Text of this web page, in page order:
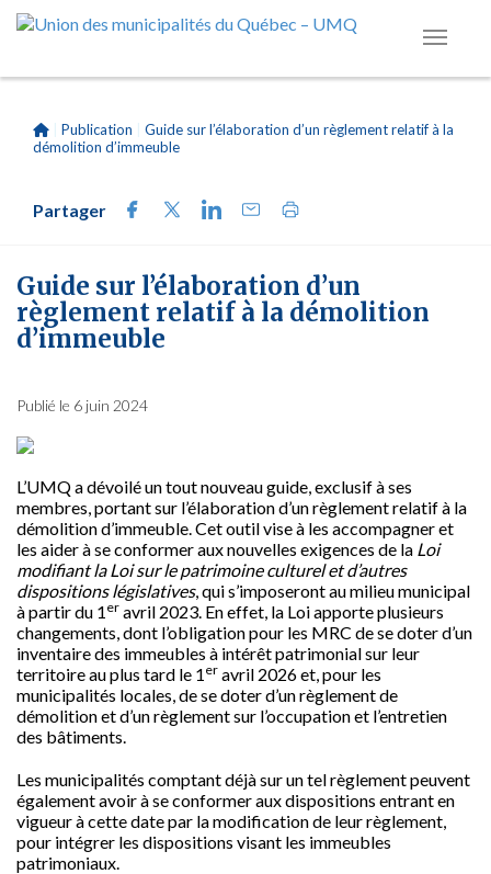
Publication
Guide sur l’élaboration d’un règlement relatif à la
démolition d’immeuble
Partager
Guide sur l’élaboration d’un
règlement relatif à la démolition
d’immeuble
Publié le 6 juin 2024
L’UMQ a dévoilé un tout nouveau guide, exclusif à ses
membres, portant sur l’élaboration d’un règlement relatif à la
démolition d’immeuble. Cet outil vise à les accompagner et
les aider à se conformer aux nouvelles exigences de la Loi
modifiant la Loi sur le patrimoine culturel et d’autres
dispositions législatives, qui s’imposeront au milieu municipal
à partir du 1 er avril 2023. En effet, la Loi apporte plusieurs
changements, dont l’obligation pour les MRC de se doter d’un
inventaire des immeubles à intérêt patrimonial sur leur
territoire au plus tard le 1 er avril 2026 et, pour les
municipalités locales, de se doter d’un règlement de
démolition et d’un règlement sur l’occupation et l’entretien
des bâtiments.
Les municipalités comptant déjà sur un tel règlement peuvent
également avoir à se conformer aux dispositions entrant en
vigueur à cette date par la modification de leur règlement,
pour intégrer les dispositions visant les immeubles
patrimoniaux.